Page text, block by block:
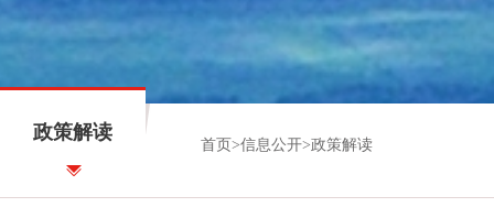
政策解读
首页 >信息公开>政策解读